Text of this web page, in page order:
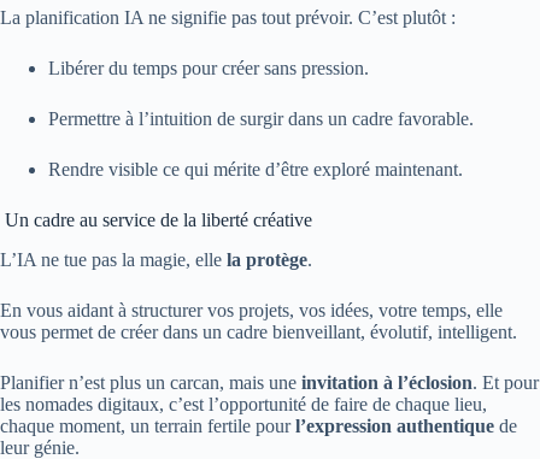
La planification IA ne signifie pas tout prévoir. C’est plutôt :
Libérer du temps pour créer sans pression.
Permettre à l’intuition de surgir dans un cadre favorable.
Rendre visible ce qui mérite d’être exploré maintenant.
Un cadre au service de la liberté créative
L’IA ne tue pas la magie, elle la protège.
En vous aidant à structurer vos projets, vos idées, votre temps, elle
vous permet de créer dans un cadre bienveillant, évolutif, intelligent.
Planifier n’est plus un carcan, mais une invitation à l’éclosion. Et pour
les nomades digitaux, c’est l’opportunité de faire de chaque lieu,
chaque moment, un terrain fertile pourl’expression authentique de
leur génie.